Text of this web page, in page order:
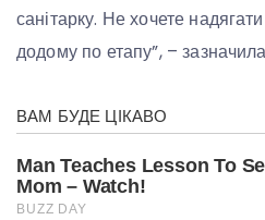
санітарку. Не хочете
додому по етапу”, –